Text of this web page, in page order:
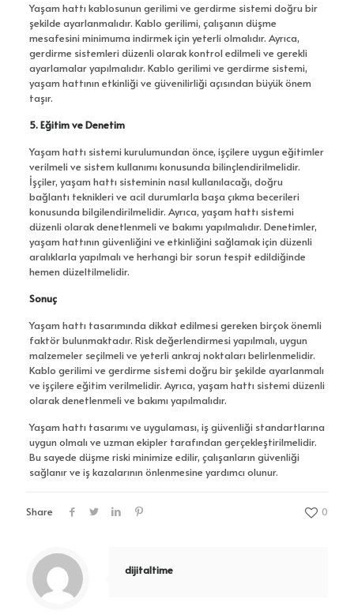
Yaşam hattı kablosunun gerilimi ve gerdirme sistemi doğru bir
şekilde ayarlanmalıdır. Kablo gerilimi, çalışanın düşme
mesafesini minimuma indirmek için yeterli olmalıdır. Ayrıca,
gerdirme sistemleri düzenli olarak kontrol edilmeli ve gerekli
ayarlamalar yapılmalıdır. Kablo gerilimi ve gerdirme sistemi,
yaşam hattının etkinliği ve güvenilirliği açısından büyük önem
taşır.
5. Eğitim ve Denetim
Yaşam hattı sistemi kurulumundan önce, işçilere uygun eğitimler
verilmeli ve sistem kullanımı konusunda bilinçlendirilmelidir.
İşçiler, yaşam hattı sisteminin nasıl kullanılacağı, doğru
bağlantı teknikleri ve acil durumlarla başa çıkma becerileri
konusunda bilgilendirilmelidir. Ayrıca, yaşam hattı sistemi
düzenli olarak denetlenmeli ve bakımı yapılmalıdır. Denetimler,
yaşam hattının güvenliğini ve etkinliğini sağlamak için düzenli
aralıklarla yapılmalı ve herhangi bir sorun tespit edildiğinde
hemen düzeltilmelidir.
Sonuç
Yaşam hattı tasarımında dikkat edilmesi gereken birçok önemli
faktör bulunmaktadır. Risk değerlendirmesi yapılmalı, uygun
malzemeler seçilmeli ve yeterli ankraj noktaları belirlenmelidir.
Kablo gerilimi ve gerdirme sistemi doğru bir şekilde ayarlanmalı
ve işçilere eğitim verilmelidir. Ayrıca, yaşam hattı sistemi düzenli
olarak denetlenmeli ve bakımı yapılmalıdır.
Yaşam hattı tasarımı ve uygulaması, iş güvenliği standartlarına
uygun olmalı ve uzman ekipler tarafından gerçekleştirilmelidir.
Bu sayede düşme riski minimize edilir, çalışanların güvenliği
sağlanır ve iş kazalarının önlenmesine yardımcı olunur.
Share 0
dijitaltime